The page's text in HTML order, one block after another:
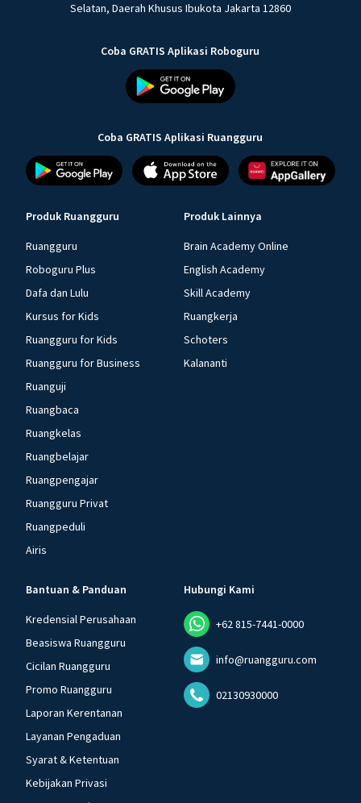
Selatan, Daerah Khusus Ibukota Jakarta 12860
Coba GRATIS Aplikasi Roboguru
Coba GRATIS Aplikasi Ruangguru
Produk Ruangguru
Ruangguru
Roboguru Plus
Dafa dan Lulu
Kursus for Kids
Ruangguru for Kids
Ruangguru for Business
Ruanguji
Ruangbaca
Ruangkelas
Ruangbelajar
Ruangpengajar
Ruangguru Privat
Ruangpeduli
Airis
Produk Lainnya
Brain Academy Online
English Academy
Skill Academy
Ruangkerja
Schoters
Kalananti
Bantuan & Panduan
Kredensial Perusahaan
Beasiswa Ruangguru
Cicilan Ruangguru
Promo Ruangguru
Laporan Kerentanan
Layanan Pengaduan
Syarat & Ketentuan
Kebijakan Privasi
Hubungi Kami
+62 815-7441-0000
info@ruangguru.com
02130930000